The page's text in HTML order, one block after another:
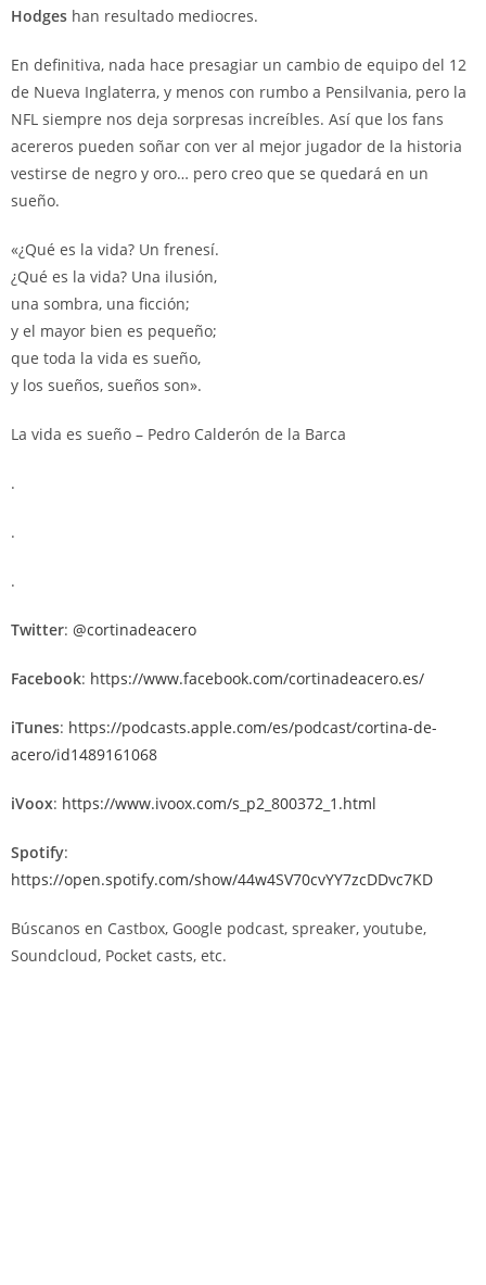
Hodges han resultado mediocres.
En definitiva, nada hace presagiar un cambio de equipo del 12
de Nueva Inglaterra, y menos con rumbo a Pensilvania, pero la
NFL siempre nos deja sorpresas increíbles. Así que los fans
acereros pueden soñar con ver al mejor jugador de la historia
vestirse de negro y oro… pero creo que se quedará en un
sueño.
«¿Qué es la vida? Un frenesí.
¿Qué es la vida? Una ilusión,
una sombra, una ficción;
y el mayor bien es pequeño;
que toda la vida es sueño,
y los sueños, sueños son».
La vida es sueño – Pedro Calderón de la Barca
.
.
.
Twitter: @cortinadeacero
Facebook: https://www.facebook.com/cortinadeacero.es/
iTunes: https://podcasts.apple.com/es/podcast/cortina-de-
acero/id1489161068
iVoox: https://www.ivoox.com/s_p2_800372_1.html
Spotify:
https://open.spotify.com/show/44w4SV70cvYY7zcDDvc7KD
Búscanos en Castbox, Google podcast, spreaker, youtube,
Soundcloud, Pocket casts, etc.